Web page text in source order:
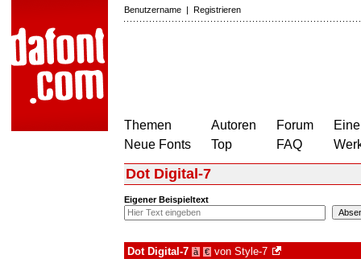
Benutzername | Registrieren
Themen
Neue Fonts
Autoren
Top
Forum
FAQ
Dot Digital-7
Eigener Beispieltext
Dot Digital-7 à € von Style-7